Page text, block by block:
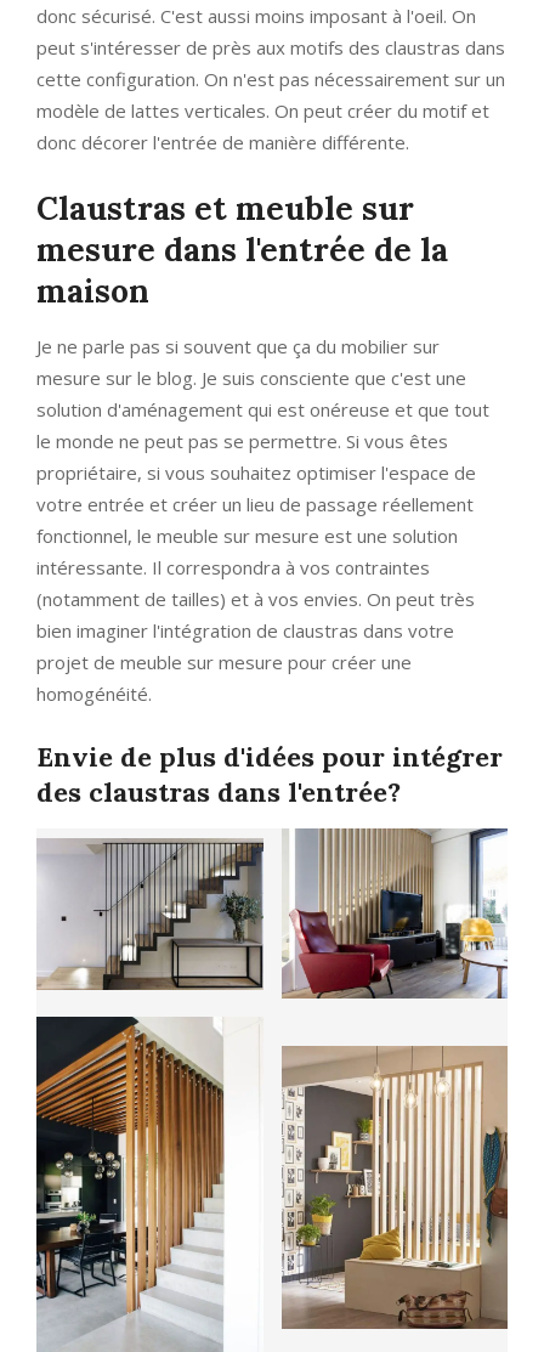
donc sécurisé. C'est aussi moins imposant à l'oeil. On
peut s'intéresser de près aux motifs des claustras dans
cette configuration. On n'est pas nécessairement sur un
modèle de lattes verticales. On peut créer du motif et
donc décorer l'entrée de manière différente.
Claustras et meuble sur
mesure dans l'entrée de la
maison
Je ne parle pas si souvent que ça du mobilier sur
mesure sur le blog. Je suis consciente que c'est une
solution d'aménagement qui est onéreuse et que tout
le monde ne peut pas se permettre. Si vous êtes
propriétaire, si vous souhaitez optimiser l'espace de
votre entrée et créer un lieu de passage réellement
fonctionnel, le meuble sur mesure est une solution
intéressante. Il correspondra à vos contraintes
(notamment de tailles) et à vos envies. On peut très
bien imaginer l'intégration de claustras dans votre
projet de meuble sur mesure pour créer une
homogénéité.
Envie de plus d'idées pour intégrer
des claustras dans l'entrée?